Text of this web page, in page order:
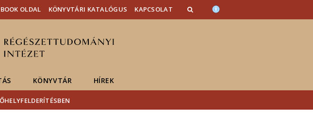
OLDAL KÖNYVTÁRI KATALÓGUS KAPCSOLAT
KÖNYVTÁR HÍREK